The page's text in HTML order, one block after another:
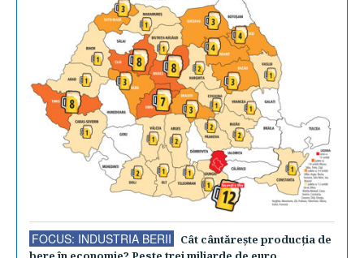
FOCUS: INDUSTRIA BERII
Cât cântăreşte producţia de